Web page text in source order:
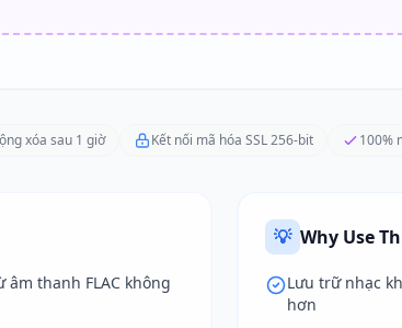
xóa sau 1 giờ Kết nối mã hóa SSL 256-bit 100%
thanh FLAC không
💡 Why Use
Lưu trữ nhạc
hơn